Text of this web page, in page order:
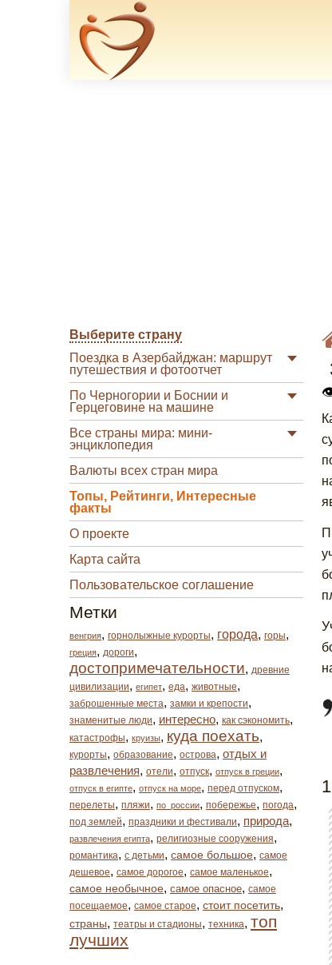
Выберите страну
Поездка в Азербайджан: маршрут
путешествия и фотоотчет
По Черногории и Боснии и
Герцеговине на машине
Все страны мира: мини-
энциклопедия
Валюты всех стран мира
Топы, Рейтинги, Интересные
факты
О проекте
Карта сайта
Пользовательское соглашение
Метки
венгрия, горнолыжные курорты, города, горы,
греция, дороги,
достопримечательности, древние
цивилизации, египет, еда, животные,
заброшенные места, замки и крепости,
знаменитые люди, интересно, как сэкономить,
катастрофы, круизы, куда поехать,
курорты, образование, острова, отдых и
развлечения, отели, отпуск, отпуск в греции,
отпуск в египте, отпуск на море, перед отпуском,
перелеты, пляжи, по_россии, побережье, погода,
под землей, праздники и фестивали, природа,
развлечения египта, религиозные сооружения,
романтика, с детьми, самое большое, самое
дешевое, самое дорогое, самое маленькое,
самое необычное, самое опасное, самое
посещаемое, самое старое, стоит посетить,
страны, театры и стадионы, техника, топ
лучших